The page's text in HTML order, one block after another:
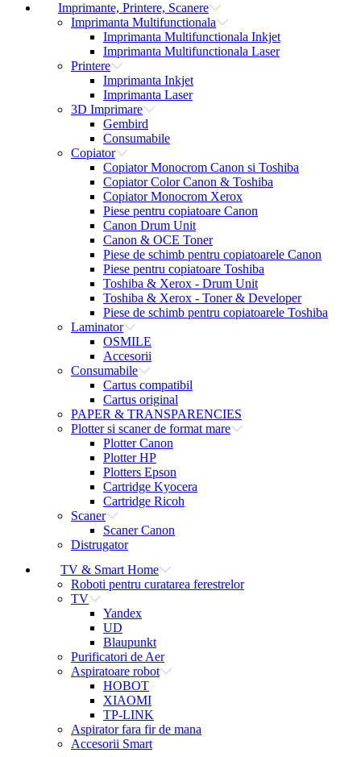
Imprimante, Printere, Scanere
Imprimanta Multifunctionala
Imprimanta Multifunctionala Inkjet
Imprimanta Multifunctionala Laser
Printere
Imprimanta Inkjet
Imprimanta Laser
3D Imprimare
Gembird
Consumabile
Copiator
Copiator Monocrom Canon si Toshiba
Copiator Color Canon & Toshiba
Copiator Monocrom Xerox
Piese pentru copiatoare Canon
Canon Drum Unit
Canon & OCE Toner
Piese de schimb pentru copiatoarele Canon
Piese pentru copiatoare Toshiba
Toshiba & Xerox - Drum Unit
Toshiba & Xerox - Toner & Developer
Piese de schimb pentru copiatoarele Toshiba
Laminator
OSMILE
Accesorii
Consumabile
Cartus compatibil
Cartus original
PAPER & TRANSPARENCIES
Plotter si scaner de format mare
Plotter Canon
Plotter HP
Plotters Epson
Cartridge Kyocera
Cartridge Ricoh
Scaner
Scaner Canon
Distrugator
TV & Smart Home
Roboti pentru curatarea ferestrelor
TV
Yandex
UD
Blaupunkt
Purificatori de Aer
Aspiratoare robot
HOBOT
XIAOMI
TP-LINK
Aspirator fara fir de mana
Accesorii Smart